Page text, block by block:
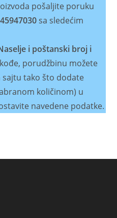
pošaljite poruku
sa sledećim
i poštanski broj i
porudžbinu možete
tako što dodate
količinom) u
navedene podatke.